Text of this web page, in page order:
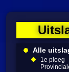
Alle
1e ploeg